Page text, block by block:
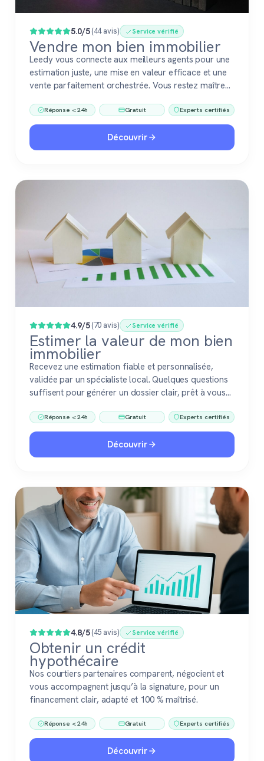
5.0/5(44 avis) Service vérifié
Vendre mon bien immobilier
Leedy vous connecte aux meilleurs agents pour une
estimation juste, une mise en valeur efficace et une
vente parfaitement orchestrée. Vous restez maître
Réponse < 24h Gratuit Experts certifiés
Découvrir
4.9/5(70 avis) Service vérifié
Estimer la valeur de mon bien
immobilier
Recevez une estimation fiable et personnalisée,
validée par un spécialiste local. Quelques questions
suffisent pour générer un dossier clair, prêt à vous
immobilier. Gratuit, sans engagement, 100 %
confiance.
Réponse < 24h Gratuit Experts certifiés
Découvrir
4.8/5(45 avis) Service vérifié
Obtenir un crédit
hypothécaire
Nos courtiers partenaires comparent, négocient et
vous accompagnent jusqu’à la signature, pour un
financement clair, adapté et 100 % maîtrisé.
Réponse < 24h Gratuit Experts certifiés
Découvrir